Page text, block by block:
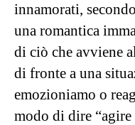
innamorati,
una romantica
di ciò che avviene
di fronte a una
emozioniamo o
modo di dire